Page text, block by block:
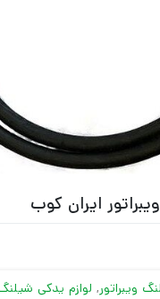
ایران کوب
ویبراتور, لوازم یدکی شیلنگ